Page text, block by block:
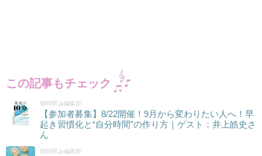
この記事もチェック
朝時間.jp編集部
【参加者募集】8/22開催！9月から変わりたい人へ！早
起き習慣化と“自分時間”の作り方｜ゲスト：井上皓史さ
ん
朝時間.jp編集部